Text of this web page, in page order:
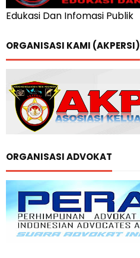
Edukasi Dan Infomasi Publik
ORGANISASI KAMI (AKPERSI)
ORGANISASI ADVOKAT